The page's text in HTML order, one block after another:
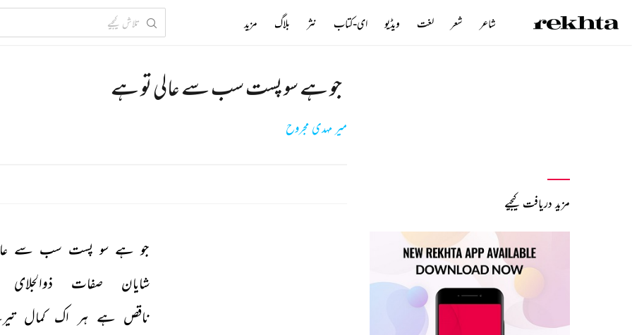
جو ہے سو پست سب سے عالی تو ہے
میر مہدی مجروح
جو ہے سو پست سب سے
شایان
صفات
ذوالجلای
ناقص ہے ہر اک کمال
مزید دریافت کیجیے
شاعر شعر لغت ویڈیو ای-کتاب نثر بلاگ مزید